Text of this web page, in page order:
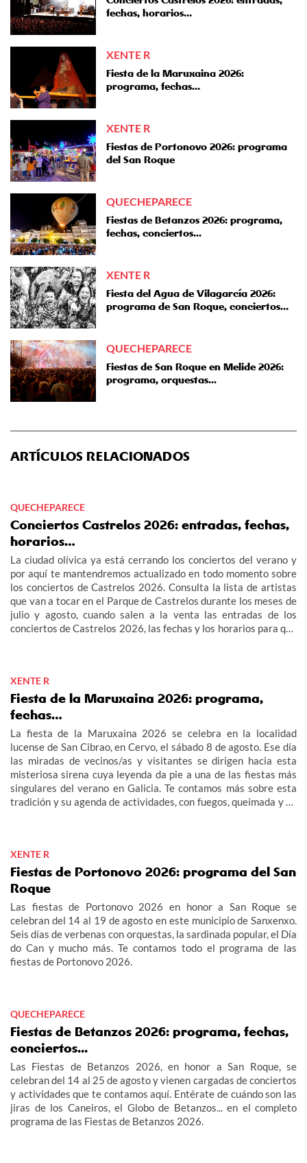
fechas, horarios…
XENTE R
Fiesta de la Maruxaina 2026:
programa, fechas…
XENTE R
Fiestas de Portonovo 2026: programa
del San Roque
QUECHEPARECE
Fiestas de Betanzos 2026: programa,
fechas, conciertos...
XENTE R
Fiesta del Agua de Vilagarcía 2026:
programa de San Roque, conciertos…
QUECHEPARECE
Fiestas de San Roque en Melide 2026:
programa, orquestas...
ARTÍCULOS RELACIONADOS
QUECHEPARECE
Conciertos Castrelos 2026: entradas, fechas,
horarios…
La ciudad olívica ya está cerrando los conciertos del verano y
por aquí te mantendremos actualizado en todo momento sobre
los conciertos de Castrelos 2026. Consulta la lista de artistas
que van a tocar en el Parque de Castrelos durante los meses de
julio y agosto, cuando salen a la venta las entradas de los
conciertos de Castrelos 2026, las fechas y los horarios para que
XENTE R
Fiesta de la Maruxaina 2026: programa,
fechas…
La fiesta de la Maruxaina 2026 se celebra en la localidad
lucense de San Cibrao, en Cervo, el sábado 8 de agosto. Ese día
las miradas de vecinos/as y visitantes se dirigen hacia esta
misteriosa sirena cuya leyenda da pie a una de las fiestas más
singulares del verano en Galicia. Te contamos más sobre esta
tradición y su agenda de actividades, con fuegos, queimada y un
XENTE R
Fiestas de Portonovo 2026: programa del San
Roque
Las fiestas de Portonovo 2026 en honor a San Roque se
celebran del 14 al 19 de agosto en este municipio de Sanxenxo.
Seis días de verbenas con orquestas, la sardinada popular, el Día
do Can y mucho más. Te contamos todo el programa de las
fiestas de Portonovo 2026.
QUECHEPARECE
Fiestas de Betanzos 2026: programa, fechas,
conciertos...
Las Fiestas de Betanzos 2026, en honor a San Roque, se
celebran del 14 al 25 de agosto y vienen cargadas de conciertos
y actividades que te contamos aquí. Entérate de cuándo son las
jiras de los Caneiros, el Globo de Betanzos... en el completo
programa de las Fiestas de Betanzos 2026.